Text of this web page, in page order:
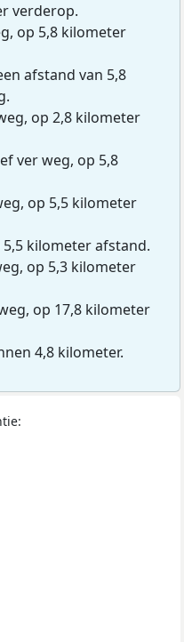
verderop.
op 5,8 kilometer
afstand van 5,8
op 2,8 kilometer
ver weg, op 5,8
op 5,5 kilometer
kilometer afstand.
op 5,3 kilometer
op 17,8 kilometer
4,8 kilometer.